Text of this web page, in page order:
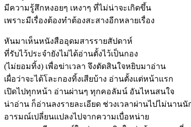
มีความรู้สึกหงอยๆ เหงาๆ ที่ไม่น่าจะเกิดขึ้น
เพราะมีเรื่องต้องทำต้องสะสางอีกหลายเรื่อง
หันมาเห็นหนังสืออุดมสารรายสัปดาห์
ที่รับไว้ประจำยังไม่ได้อ่านตั้งไว้เป็นกอง
(ไม่ยอมทิ้ง) เพื่อฆ่าเวลา จึงตัดสินใจหยิบมาอ่าน
เผื่อว่าจะได้โละกองทิ้งเสียบ้าง อ่านตั้งแต่หน้าแรก
เปิดไปทุกหน้า อ่านผ่านๆ ทุกคอลัมน์ อันไหนสนใจ
น่าอ่าน ก็อ่านลงรายละเอียด ช่วงเวลาผ่านไปไม่นานนั
อารมณ์เปลี่ยนแปลงไปจากความเบื่อหน่าย